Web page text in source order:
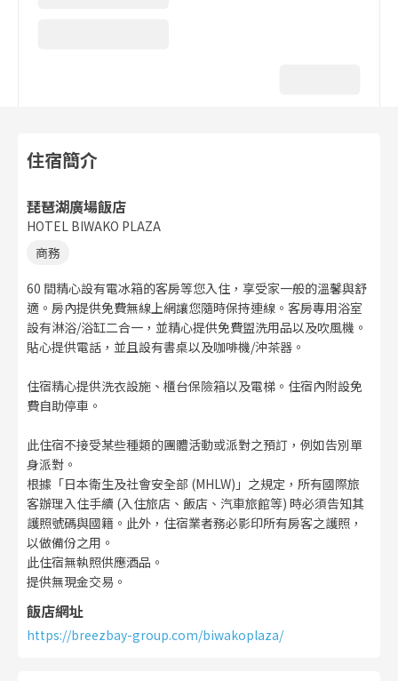
住宿簡介
琵琶湖廣場飯店
HOTEL BIWAKO PLAZA
商務
60 間精心設有電冰箱的客房等您入住，享受家一般的溫馨與舒
適。房內提供免費無線上網讓您隨時保持連線。客房專用浴室
設有淋浴/浴缸二合一，並精心提供免費盥洗用品以及吹風機。
貼心提供電話，並且設有書桌以及咖啡機/沖茶器。
住宿精心提供洗衣設施、櫃台保險箱以及電梯。住宿內附設免
費自助停車。
此住宿不接受某些種類的團體活動或派對之預訂，例如告別單
身派對。
根據「日本衛生及社會安全部 (MHLW)」之規定，所有國際旅
客辦理入住手續 (入住旅店、飯店、汽車旅館等) 時必須告知其
護照號碼與國籍。此外，住宿業者務必影印所有房客之護照，
以做備份之用。
此住宿無執照供應酒品。
提供無現金交易。
飯店網址
https://breezbay-group.com/biwakoplaza/